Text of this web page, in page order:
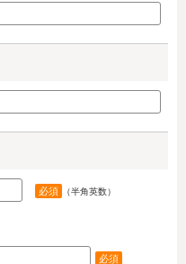
必須 （半角英数）
必須